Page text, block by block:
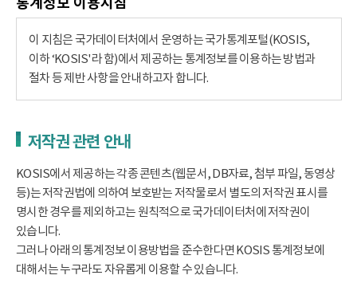
이 지침은 국가데이터처에서 운영하는 국가통계포털(KOSIS,
이하 ‘KOSIS'라 함)에서 제공하는 통계정보를 이용하는 방법과
절차 등 제반 사항을 안내하고자 합니다.
저작권 관련 안내
KOSIS에서 제공하는 각종 콘텐츠(웹문서, DB자료, 첨부 파일, 동영상
등)는 저작권법에 의하여 보호받는 저작물로서 별도의 저작권 표시를
명시한 경우를 제외하고는 원칙적으로 국가데이터처에 저작권이
있습니다.
그러나 아래의 통계정보 이용방법을 준수한다면 KOSIS 통계정보에
대해서는 누구라도 자유롭게 이용할 수 있습니다.